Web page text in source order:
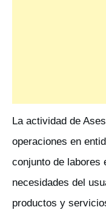
La actividad de
operaciones en
conjunto de labores
necesidades del
productos y